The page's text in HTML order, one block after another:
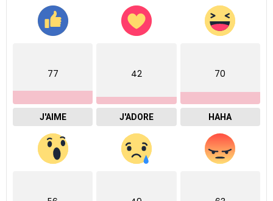
77
J'AIME
42
J'ADORE
70
HAHA